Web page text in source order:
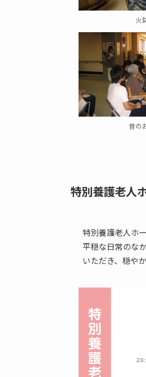
火
昔の
特別養護老人
特別養護老人ホ
平穏な日常のな
いただき、穏や